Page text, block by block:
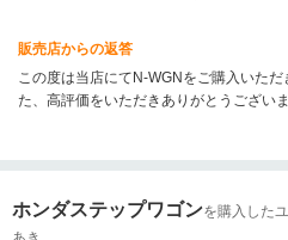
販売店からの返答
この度は当店にてN-WGNをご購入いた
た、高評価をいただきありがとうござい
ホンダステップワゴンを購入した